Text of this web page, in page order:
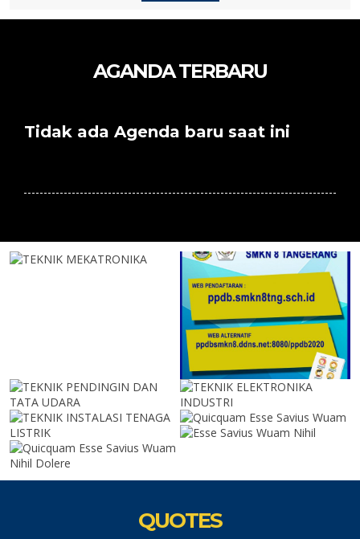
AGANDA TERBARU
Tidak ada Agenda baru saat ini
QUOTES